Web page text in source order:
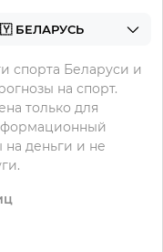
спорта Беларуси и
на спорт.
только для
на деньги и не